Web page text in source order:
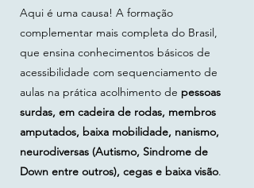
Deficiência visual AULA PRÁTICA
COMPLETA - sequenciamento e
explicações 07. Yoga para pessoas
com nanismo Tipos de nanismo -
Acondroplasia e Hipofisário
Pessoas com nanismo e a
importância de saber sobre
cirurgias Acessibilidade em aula -
pessoas com nanismo Benefícios
específicos - Nanismo 08. Yoga
Aqui é uma causa! A formação
complementar mais completa do Brasil,
que ensina conhecimentos básicos de
acessibilidade com sequenciamento de
aulas na prática acolhimento de pessoas
surdas, em cadeira de rodas, membros
amputados, baixa mobilidade, nanismo,
neurodiversas (Autismo, Sindrome de
Down entre outros), cegas e baixa visão.